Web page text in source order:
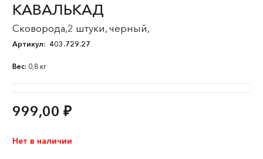
КАВАЛЬКАД
Сковорода,2 штуки, черный,
Артикул: 403.729.27
Вес: 0,8 кг
999,00 ₽
Нет в наличии